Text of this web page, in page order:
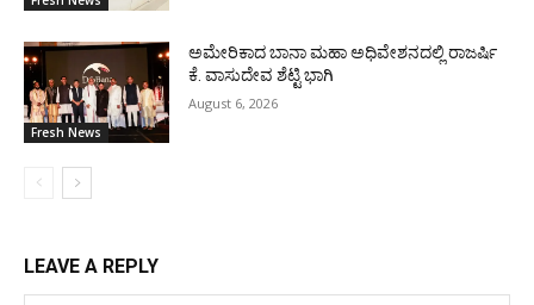
Fresh News
ಅಮೇರಿಕಾದ ಬಾನಾ ಮಹಾ ಅಧಿವೇಶನದಲ್ಲಿ ರಾಜರ್ಷಿ
ಕೆ. ವಾಸುದೇವ ಶೆಟ್ಟಿ ಭಾಗಿ
August 6, 2026
LEAVE A REPLY